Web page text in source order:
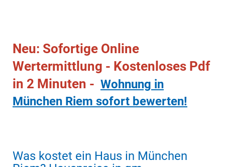
Neu: Sofortige Online
Wertermittlung - Kostenloses Pdf
in 2 Minuten - Wohnung in
München Riem sofort bewerten!
Was kostet ein Haus in München